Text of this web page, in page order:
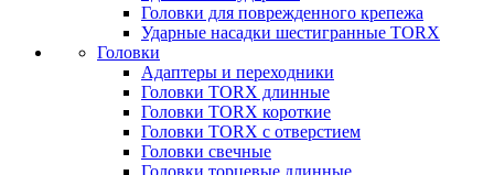
Головки для поврежденного крепежа
Ударные насадки шестигранные TORX
Головки
Адаптеры и переходники
Головки TORX длинные
Головки TORX короткие
Головки TORX с отверстием
Головки свечные
Головки торцевые длинные